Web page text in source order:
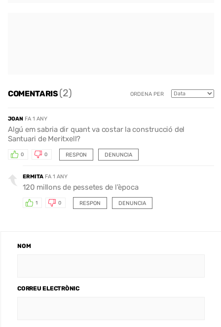
COMENTARIS(2) ORDENA PER
JOAN FA 1 ANY
Algú em sabria dir quant va costar la construcció del
Santuari de Meritxell?
RESPON
0 0 DENUNCIA
ERMITA FA 1 ANY
120 millons de pessetes de l'època
RESPON
1 0 DENUNCIA
NOM
CORREU ELECTRÒNIC